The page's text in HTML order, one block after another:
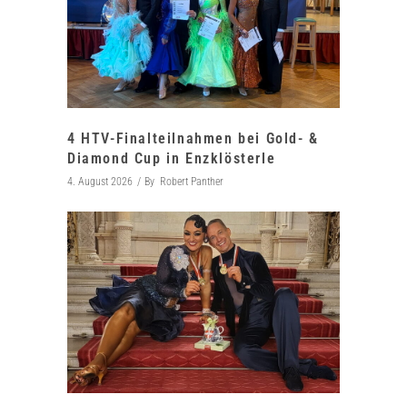
4 HTV-Finalteilnahmen bei Gold- &
Diamond Cup in Enzklösterle
4. August 2026 By Robert Panther